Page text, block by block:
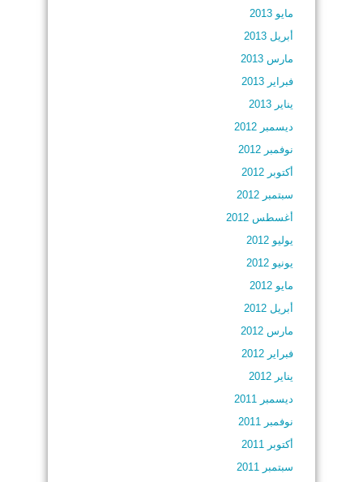
مايو 2013
أبريل 2013
مارس 2013
فبراير 2013
يناير 2013
ديسمبر 2012
نوفمبر 2012
أكتوبر 2012
سبتمبر 2012
أغسطس 2012
يوليو 2012
يونيو 2012
مايو 2012
أبريل 2012
مارس 2012
فبراير 2012
يناير 2012
ديسمبر 2011
نوفمبر 2011
أكتوبر 2011
سبتمبر 2011